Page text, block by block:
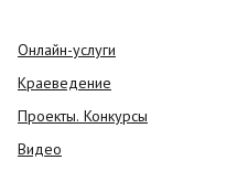
Онлайн-услуги
Краеведение
Проекты. Конкурсы
Видео